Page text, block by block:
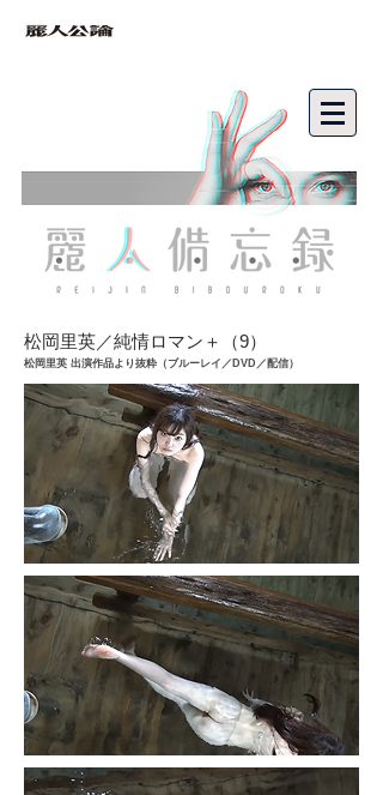
松岡里英／純情ロマン＋（9）
松岡里英 出演作品より抜粋（ブルーレイ／DVD／配信）